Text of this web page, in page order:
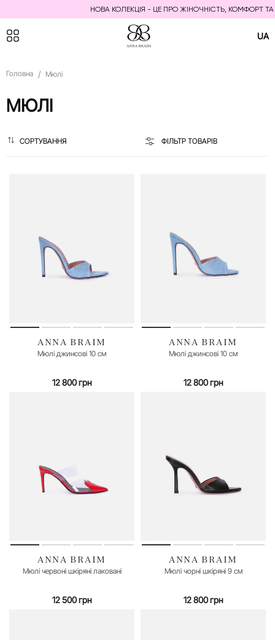
НОВА КОЛЕКЦІЯ - ЦЕ ПРО ЖІНОЧНІСТЬ, КОМФОРТ ТА
UA
Головна Мюлі
МЮЛІ
ФІЛЬТР ТОВАРІВ
СОРТУВАННЯ
Ціна (за зменшенням)
Модель (А - Я)
Модель (Я - А)
35 36
ANNA BRAIM
Мюлі джинсові 10 см
12 800 грн
35 36 40
ANNA BRAIM
Мюлі джинсові 10 см
12 800 грн
35 39
ANNA BRAIM
Мюлі червоні шкіряні лаковані
12 500 грн
38 40
ANNA BRAIM
Мюлі чорні шкіряні 9 см
12 800 грн